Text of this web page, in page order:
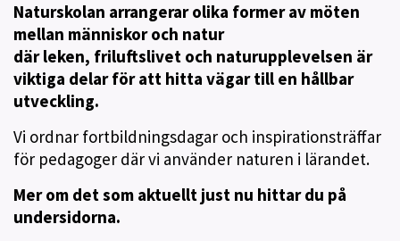
Naturskolan arrangerar olika former av möten
mellan människor och natur
där leken, friluftslivet och naturupplevelsen är
viktiga delar för att hitta vägar till en hållbar
utveckling.
Vi ordnar fortbildningsdagar och inspirationsträffar
för pedagoger där vi använder naturen i lärandet.
Mer om det som aktuellt just nu hittar du på
undersidorna.